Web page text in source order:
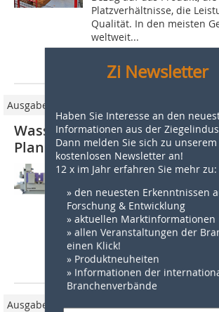
Zi Newsletter
Haben Sie Interesse an den
Informationen aus der
Dann melden Sie sich zu unserem
kostenlosen Newsletter an!
12 x im Jahr erfahren Sie mehr zu:
» den neuesten Erkenntnissen
Forschung & Entwicklung
» aktuellen Marktinformationen
» allen Veranstaltungen der
einen Klick!
» Produktneuheiten
» Informationen der
Branchenverbände
Platzverhältnisse, die
Qualität. In den meisten
weltweit...
Ausgabe 3/2016
Wassmer Gruppe
Planschleifanlage
Diese Ausführung der
größte Ausbaustufe dar.
Schleifmaschine erreicht
von...
Ausgabe 04/2022